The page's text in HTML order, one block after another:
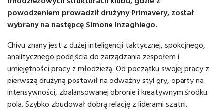
powodzeniem prowadził drużyny Primavery, został
wybrany na następcę Simone Inzaghiego.
Chivu znany jest z dużej inteligencji taktycznej, spokojnego,
analitycznego podejścia do zarządzania zespołem i
umiejętności pracy z młodzieżą. Od początku swojej pracy z
pierwszą drużyną postawił na odważny styl gry, oparty na
intensywności, zbalansowanej obronie i kreatywnym środku
pola. Szybko zbudował dobrą relację z liderami szatni.